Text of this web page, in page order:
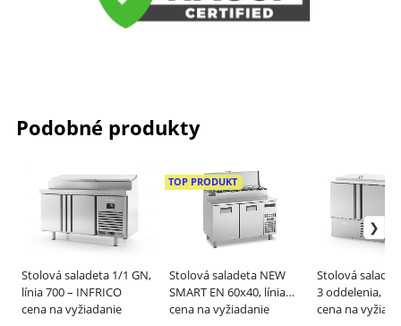
Podobné produkty
Stolová saladeta 1/1 GN,
línia 700 – INFRICO
cena na vyžiadanie
Stolová saladeta NEW
SMART EN 60x40, línia
800 – GEMM
TOP PRODUKT
cena na vyžiadanie
Stolová
3 oddelenia,
INFRICO
cena na